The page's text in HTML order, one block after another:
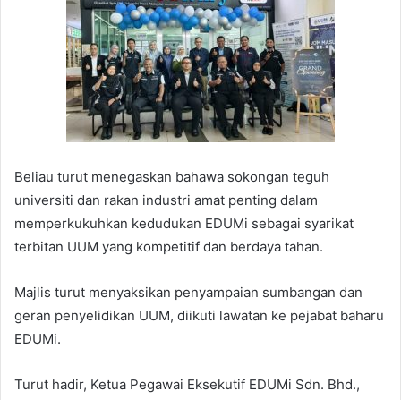
Beliau turut menegaskan bahawa sokongan teguh
universiti dan rakan industri amat penting dalam
memperkukuhkan kedudukan EDUMi sebagai syarikat
terbitan UUM yang kompetitif dan berdaya tahan.
Majlis turut menyaksikan penyampaian sumbangan dan
geran penyelidikan UUM, diikuti lawatan ke pejabat baharu
EDUMi.
Turut hadir, Ketua Pegawai Eksekutif EDUMi Sdn. Bhd.,